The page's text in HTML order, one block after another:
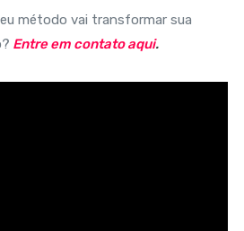
método vai transformar sua
Entre em contato aqui.